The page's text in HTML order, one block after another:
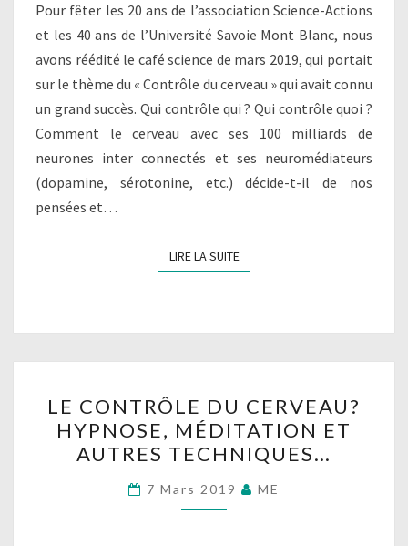
Pour fêter les 20 ans de l’association Science-Actions
et les 40 ans de l’Université Savoie Mont Blanc, nous
avons réédité le café science de mars 2019, qui portait
sur le thème du « Contrôle du cerveau » qui avait connu
un grand succès. Qui contrôle qui ? Qui contrôle quoi ?
Comment le cerveau avec ses 100 milliards de
neurones inter connectés et ses neuromédiateurs
(dopamine, sérotonine, etc.) décide-t-il de nos
pensées et…
LIRE LA SUITELIRE LA SUITE
CONTRÔLE
DU
CERVEAU?
HYPNOSE,
MÉDITATION
LE CONTRÔLE DU CERVEAU?
HYPNOSE, MÉDITATION ET
AUTRES TECHNIQUES…
7 Mars 2019 ME